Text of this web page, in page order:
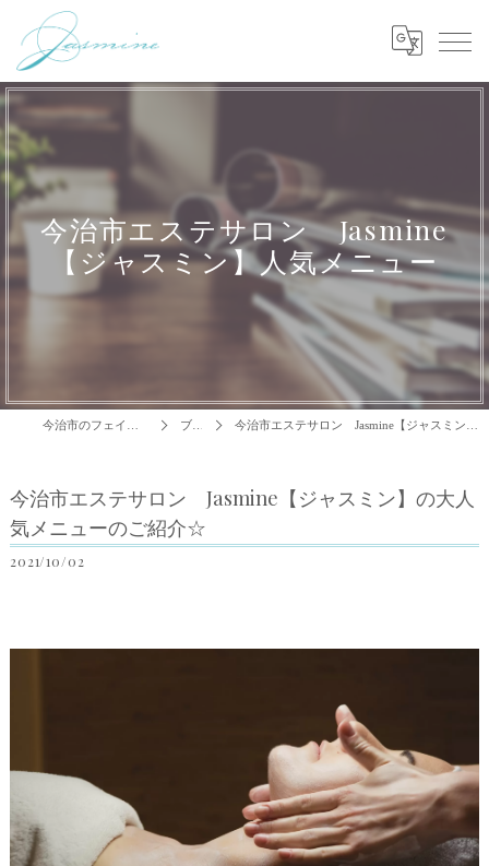
今治市エステサロン Jasmine
【ジャスミン】人気メニュー
ブログ 今治市エステサロン Jasmine【ジャスミン】の大人気メニューのご紹介☆
今治市エステサロン Jasmine【ジャスミン】の大人
気メニューのご紹介☆
2021/10/02